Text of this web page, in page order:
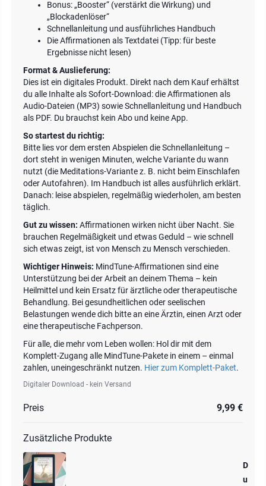
Bonus: „Booster“ (verstärkt die Wirkung) und
„Blockadenlöser“
Schnellanleitung und ausführliches Handbuch
Die Affirmationen als Textdatei (Tipp: für beste
Ergebnisse nicht lesen)
Format & Auslieferung:
Dies ist ein digitales Produkt. Direkt nach dem Kauf erhältst
du alle Inhalte als Sofort-Download: die Affirmationen als
Audio-Dateien (MP3) sowie Schnellanleitung und Handbuch
als PDF. Du brauchst kein Abo und keine App.
So startest du richtig:
Bitte lies vor dem ersten Abspielen die Schnellanleitung –
dort steht in wenigen Minuten, welche Variante du wann
nutzt (die Meditations-Variante z. B. nicht beim Einschlafen
oder Autofahren). Im Handbuch ist alles ausführlich erklärt.
Danach: leise abspielen, regelmäßig wiederholen, am besten
täglich.
Gut zu wissen: Affirmationen wirken nicht über Nacht. Sie
brauchen Regelmäßigkeit und etwas Geduld – wie schnell
sich etwas zeigt, ist von Mensch zu Mensch verschieden.
Wichtiger Hinweis: MindTune-Affirmationen sind eine
Unterstützung bei der Arbeit an deinem Thema – kein
Heilmittel und kein Ersatz für ärztliche oder therapeutische
Behandlung. Bei gesundheitlichen oder seelischen
Belastungen wende dich bitte an eine Ärztin, einen Arzt oder
eine therapeutische Fachperson.
Für alle, die mehr vom Leben wollen: Hol dir mit dem
Komplett-Zugang alle MindTune-Pakete in einem – einmal
zahlen, uneingeschränkt nutzen. Hier zum Komplett-Paket.
Digitaler Download - kein Versand
Preis 9,99 €
Zusätzliche Produkte
D
u